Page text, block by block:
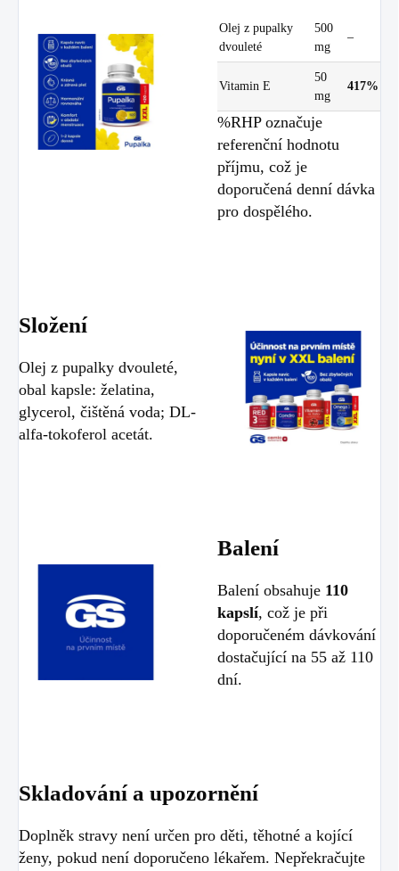
Olej z pupalky
dvouleté
500
mg
–
Vitamin E
50
mg
417%
%RHP označuje
referenční hodnotu
příjmu, což je
doporučená denní dávka
pro dospělého.
Složení
Olej z pupalky dvouleté,
obal kapsle: želatina,
glycerol, čištěná voda; DL-
alfa-tokoferol acetát.
Balení
Balení obsahuje 110
kapslí, což je při
doporučeném dávkování
dostačující na 55 až 110
dní.
Skladování a upozornění
Doplněk stravy není určen pro děti, těhotné a kojící
ženy, pokud není doporučeno lékařem. Nepřekračujte